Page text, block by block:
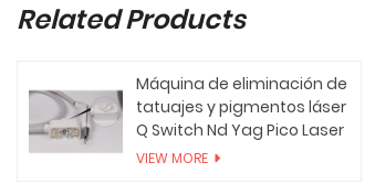
Related Products
Máquina de eliminación de
tatuajes y pigmentos láser
Q Switch Nd Yag Pico Laser
VIEW MORE